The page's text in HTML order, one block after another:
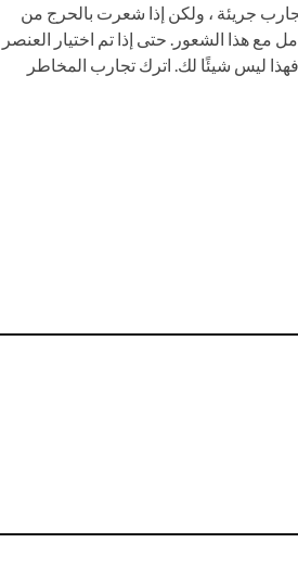
جريئة ، ولكن إذا شعرت بالحرج من
مع هذا الشعور. حتى إذا تم اختيار العنصر
فهذا ليس شيئًا لك. اترك تجارب المخاطر